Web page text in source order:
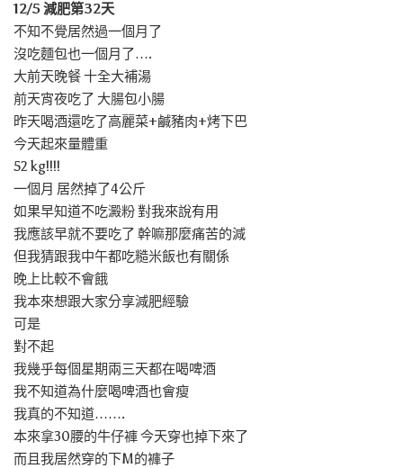
12/5 減肥第32天
不知不覺居然過一個月了
沒吃麵包也一個月了….
大前天晚餐 十全大補湯
前天宵夜吃了 大腸包小腸
昨天喝酒還吃了高麗菜+鹹豬肉+烤下巴
今天起來量體重
52 kg!!!!
一個月 居然掉了4公斤
如果早知道不吃澱粉 對我來說有用
我應該早就不要吃了 幹嘛那麼痛苦的減
但我猜跟我中午都吃糙米飯也有關係
晚上比較不會餓
我本來想跟大家分享減肥經驗
可是
對不起
我幾乎每個星期兩三天都在喝啤酒
我不知道為什麼喝啤酒也會瘦
我真的不知道…….
本來拿30腰的牛仔褲 今天穿也掉下來了
而且我居然穿的下M的褲子